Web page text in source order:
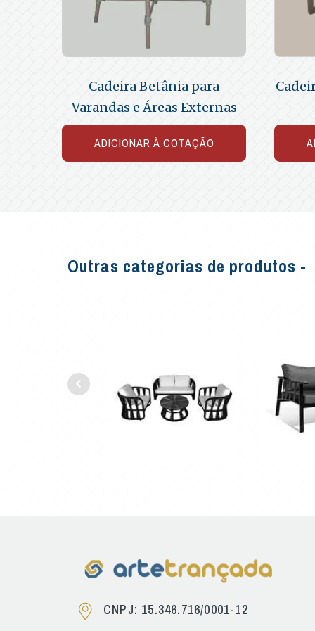
Cadeira Betânia para
Varandas e Áreas Externas
ADICIONAR À COTAÇÃO
Outras categorias de produtos -
CNPJ: 15.346.716/0001-12